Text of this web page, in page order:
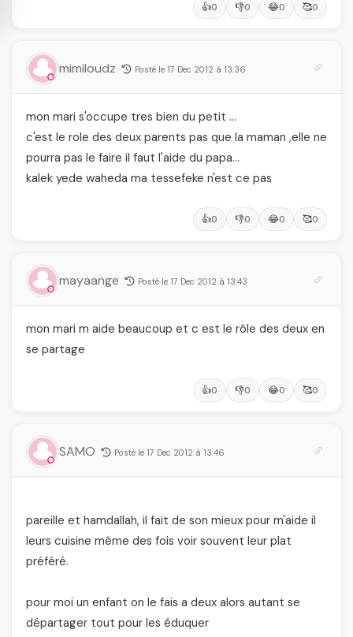
👍0 👎0 😂0 🥰0
mimiloudz Posté le 17 Dec 2012 à 13:36
mon mari s'occupe tres bien du petit …
c'est le role des deux parents pas que la maman ,elle ne
pourra pas le faire il faut l'aide du papa…
kalek yede waheda ma tessefeke n'est ce pas
👍0 👎0 😂0 🥰0
mayaange Posté le 17 Dec 2012 à 13:43
mon mari m aide beaucoup et c est le rôle des deux en
se partage
👍0 👎0 😂0 🥰0
SAMO Posté le 17 Dec 2012 à 13:46
pareille et hamdallah, il fait de son mieux pour m'aide il
leurs cuisine même des fois voir souvent leur plat
préféré.
pour moi un enfant on le fais a deux alors autant se
départager tout pour les éduquer